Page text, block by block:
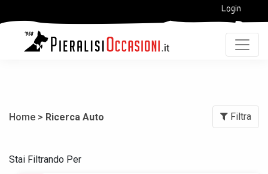
Login
Home > Ricerca Auto Filtra
Stai Filtrando Per